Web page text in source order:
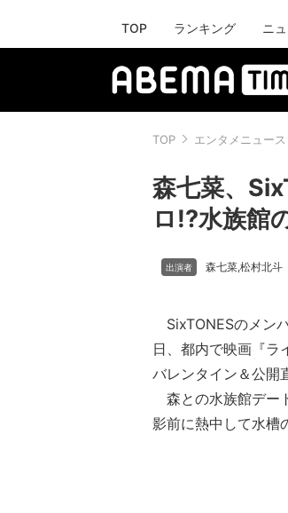
TOP ランキング ニ
TOP エンタメニュース
森七菜、
ロ!?水族館
森七菜,松村北斗
SixTONESのメン
日、都内で映画『ラ
バレンタイン＆公開
森との水族館デー
影前に熱中して水槽
思い出してしまっ